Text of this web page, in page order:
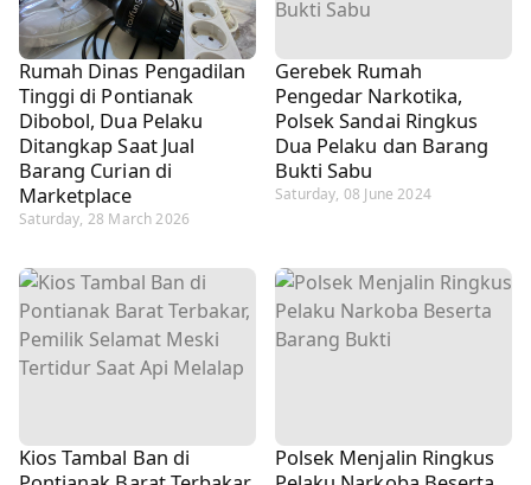
Rumah Dinas Pengadilan
Tinggi di Pontianak
Dibobol, Dua Pelaku
Ditangkap Saat Jual
Barang Curian di
Marketplace
Saturday, 28 March 2026
Gerebek Rumah
Pengedar Narkotika,
Polsek Sandai Ringkus
Dua Pelaku dan Barang
Bukti Sabu
Saturday, 08 June 2024
Kios Tambal Ban di
Polsek Menjalin Ringkus